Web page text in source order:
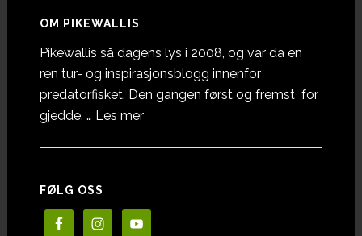
OM PIKEWALLIS
Pikewallis så dagens lys i 2008, og var da en
ren tur- og inspirasjonsblogg innenfor
predatorfisket. Den gangen først og fremst for
gjedde. … Les meromOm
FØLG OSS